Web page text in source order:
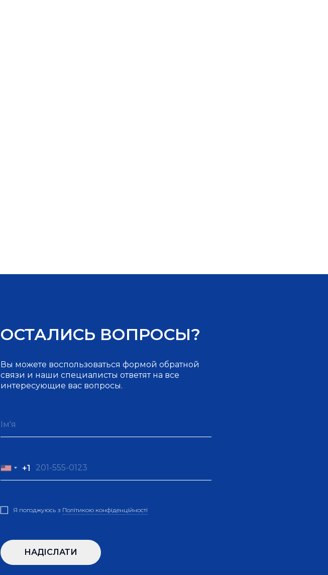
ОСТАЛИСЬ ВОПРОСЫ?
Вы можете воспользоваться формой обратной
связи и наши специалисты ответят на все
интересующие вас вопросы.
+1
+1
Я погоджуюсь з Полiтикою конфiденцiйностi
НАДIСЛАТИ